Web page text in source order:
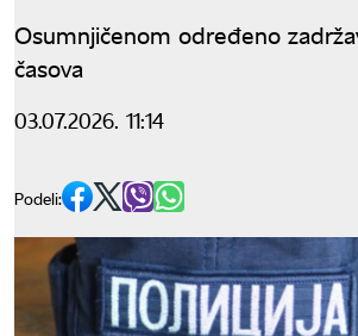
Osumnjičenom određeno
časova
03.07.2026. 11:14
Podeli: